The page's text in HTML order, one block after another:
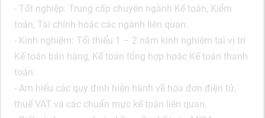
- Tốt nghiệp: Trung cấp chuyên ngành Kế toán, Kiểm
toán, Tài chính hoặc các ngành liên quan.
- Kinh nghiệm: Tối thiểu 1 – 2 năm kinh nghiệm tại vị trí
Kế toán bán hàng, Kế toán tổng hợp hoặc Kế toán thanh
toán.
- Am hiểu các quy định hiện hành về hóa đơn điện tử,
thuế VAT và các chuẩn mực kế toán liên quan.